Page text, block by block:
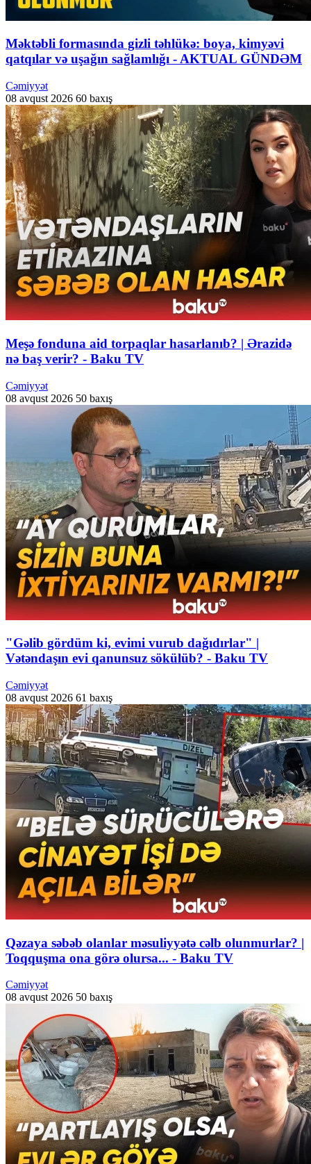
Məktəbli formasında gizli təhlükə: boya, kimyəvi
qatqılar və uşağın sağlamlığı - AKTUAL GÜNDƏM
Cəmiyyət
08 avqust 2026 60 baxış
Meşə fonduna aid torpaqlar hasarlanıb? | Ərazidə
nə baş verir? - Baku TV
Cəmiyyət
08 avqust 2026 50 baxış
"Gəlib gördüm ki, evimi vurub dağıdırlar" |
Vətəndaşın evi qanunsuz sökülüb? - Baku TV
Cəmiyyət
08 avqust 2026 61 baxış
Qəzaya səbəb olanlar məsuliyyətə cəlb olunmurlar? |
Toqquşma ona görə olursa... - Baku TV
Cəmiyyət
08 avqust 2026 50 baxış